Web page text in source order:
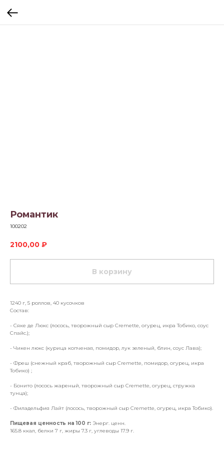
Романтик
100202
2100,00 ₽
В корзину
1240 г, 5 роллов, 40 кусочков
Состав:
- Сяке де Люкс (лосось, творожный сыр Cremette, огурец, икра Тобико, соус
Спайс.);
- Чикен люкс (курица копченая, помидор, лук зеленый, блин, соус Лава);
- Фреш (снежный краб, творожный сыр Cremette, помидор, огурец, икра
Тобико) ;
- Бонито (лосось жареный, творожный сыр Cremette, огурец, стружка
тунца);
- Филадельфия Лайт (лосось, творожный сыр Cremette, огурец, икра Тобико).
Пищевая ценность на 100 г: Энерг. ценн.
165.8 ккал, белки 7 г, жиры 7.3 г, углеводы 17.9 г.